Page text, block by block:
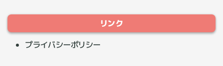
リンク
プライバシーポリシー